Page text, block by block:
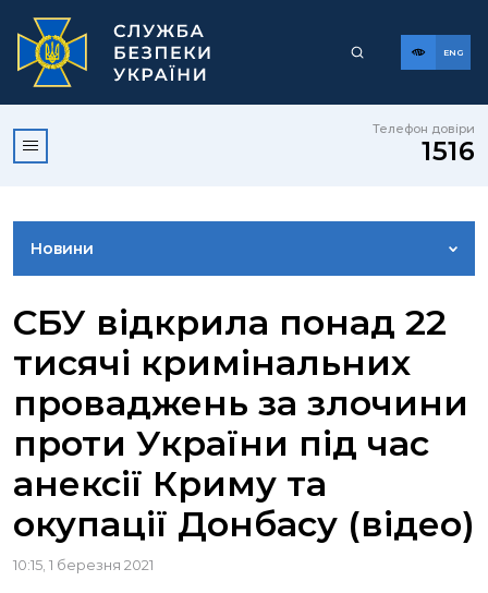
ENG
Телефон довіри
1516
Новини
ВІДЕОГАЛЕРЕЯ
КОНТАКТИ ПРЕСЦЕНТРУ
СБУ відкрила понад 22
тисячі кримінальних
проваджень за злочини
проти України під час
анексії Криму та
окупації Донбасу (відео)
10:15, 1 березня 2021